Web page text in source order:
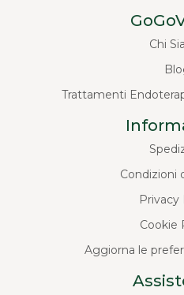
Chi
Trattamenti
Condizioni
Privacy
Cookie
Aggiorna le